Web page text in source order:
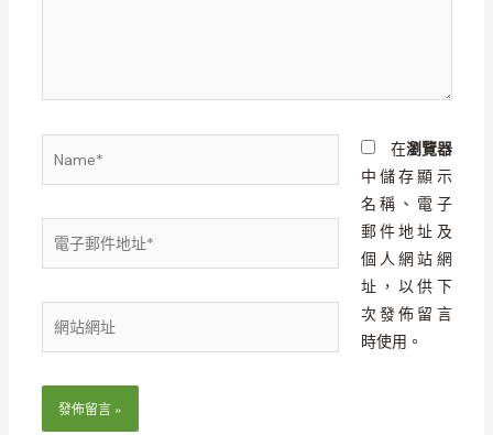
電
地站
在瀏覽器
中儲存顯示
名稱、電子
郵件地址及
個人網站網
址，以供下
次發佈留言
時使用。